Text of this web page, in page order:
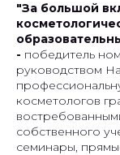
"За большой
- победитель
руководством
косметологов
собственного
семинары,